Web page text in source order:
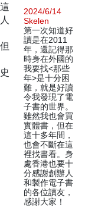
2024/6/14
Skelen
第一次知道好
讀是在2011
年，還記得那
時身在外國的
我要找<那些
年>是十分困
難，就是好讀
令我發現了電
子書的世界。
雖然我也會買
實體書，但在
這十多年間，
也會不斷在這
裡找書看。身
處香港也要十
分感謝創辦人
和製作電子書
的各位讀友，
感謝大家！